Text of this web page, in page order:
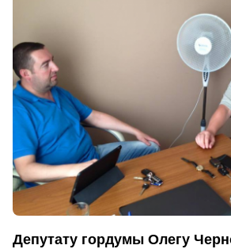
Депутату гордумы Олегу